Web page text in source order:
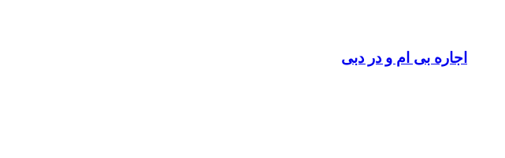
اجاره بی ام و در دبی